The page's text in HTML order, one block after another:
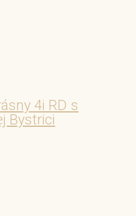
4i RD s
Bystrici